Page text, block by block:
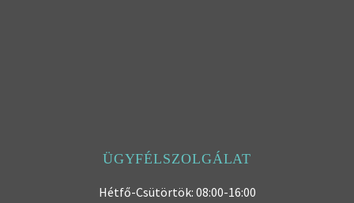
ÜGYFÉLSZOLGÁLAT
Hétfő-Csütörtök: 08:00-16:00